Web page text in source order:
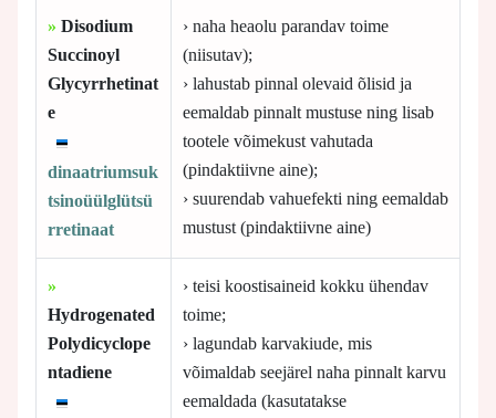
» Disodium
Succinoyl
Glycyrrhetinat
e
dinaatriumsuk
tsinoüülglütsü
rretinaat
› naha heaolu parandav toime
(niisutav);
› lahustab pinnal olevaid õlisid ja
eemaldab pinnalt mustuse ning lisab
tootele võimekust vahutada
(pindaktiivne aine);
› suurendab vahuefekti ning eemaldab
mustust (pindaktiivne aine)
»
Hydrogenated
Polydicyclope
ntadiene
› teisi koostisaineid kokku ühendav
toime;
› lagundab karvakiude, mis
võimaldab seejärel naha pinnalt karvu
eemaldada (kasutatakse